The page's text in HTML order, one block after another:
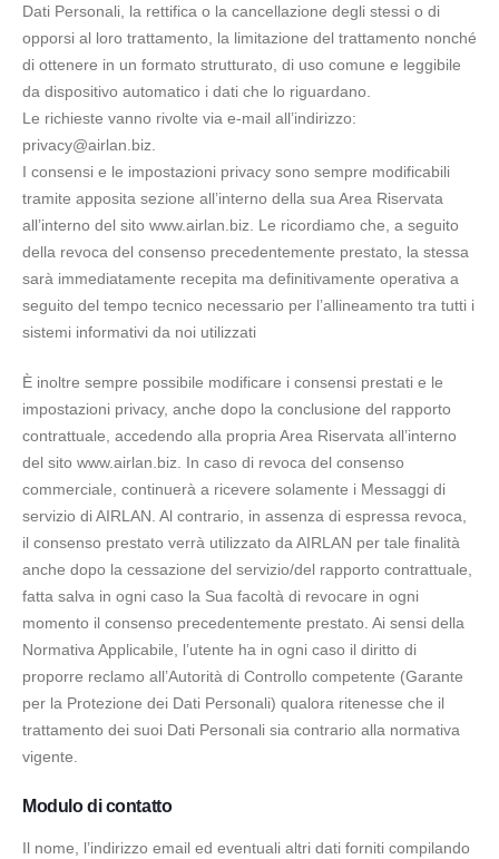
Dati Personali, la rettifica o la cancellazione degli stessi o di
opporsi al loro trattamento, la limitazione del trattamento nonché
di ottenere in un formato strutturato, di uso comune e leggibile
da dispositivo automatico i dati che lo riguardano.
Le richieste vanno rivolte via e-mail all’indirizzo:
privacy@airlan.biz
I consensi e le impostazioni privacy sono sempre modificabili
tramite apposita sezione all’interno della sua Area Riservata
all’interno del sito www.airlan.biz. Le ricordiamo che, a seguito
della revoca del consenso precedentemente prestato, la stessa
sarà immediatamente recepita ma definitivamente operativa a
seguito del tempo tecnico necessario per l’allineamento tra tutti i
sistemi informativi da noi utilizzati
È inoltre sempre possibile modificare i consensi prestati e le
impostazioni privacy, anche dopo la conclusione del rapporto
contrattuale, accedendo alla propria Area Riservata all’interno
del sito www.airlan.biz. In caso di revoca del consenso
commerciale, continuerà a ricevere solamente i Messaggi di
servizio di AIRLAN. Al contrario, in assenza di espressa revoca,
il consenso prestato verrà utilizzato da AIRLAN per tale finalità
anche dopo la cessazione del servizio/del rapporto contrattuale,
fatta salva in ogni caso la Sua facoltà di revocare in ogni
momento il consenso precedentemente prestato. Ai sensi della
Normativa Applicabile, l’utente ha in ogni caso il diritto di
proporre reclamo all’Autorità di Controllo competente (Garante
per la Protezione dei Dati Personali) qualora ritenesse che il
trattamento dei suoi Dati Personali sia contrario alla normativa
vigente.
Modulo di contatto
Il nome, l’indirizzo email ed eventuali altri dati forniti compilando